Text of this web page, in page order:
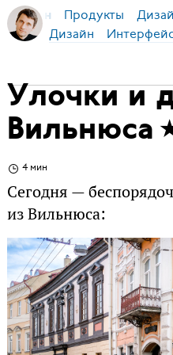
Бирман Продукты
Дизайн
Улочки и
Вильнюса
4 мин
Сегодня —
из Вильнюса: